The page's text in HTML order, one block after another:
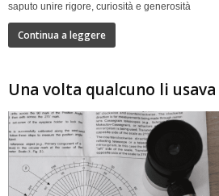
saputo unire rigore, curiosità e generosità
Continua a leggere
Una volta qualcuno li usava